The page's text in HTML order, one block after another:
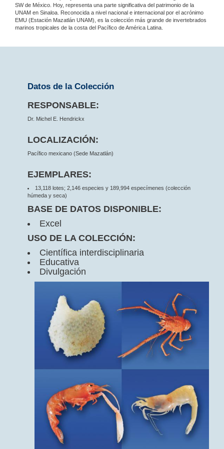
SW de México. Hoy, representa una parte significativa del patrimonio de la
UNAM en Sinaloa. Reconocida a nivel nacional e internacional por el acrónimo
EMU (Estación Mazatlán UNAM), es la colección más grande de invertebrados
marinos tropicales de la costa del Pacífico de América Latina.
Datos de la Colección
RESPONSABLE:
Dr. Michel E. Hendrickx
LOCALIZACIÓN:
Pacífico mexicano (Sede Mazatlán)
EJEMPLARES:
13,118 lotes; 2,146 especies y 189,994 especímenes (colección
húmeda y seca)
BASE DE DATOS DISPONIBLE:
Excel
USO DE LA COLECCIÓN:
Científica interdisciplinaria
Educativa
Divulgación